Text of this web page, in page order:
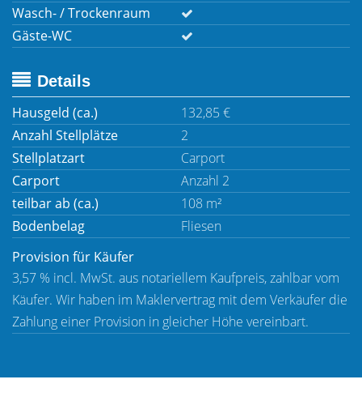
Wasch- / Trockenraum
Gäste-WC
Details
Hausgeld (ca.)
132,85 €
Anzahl Stellplätze
2
Stellplatzart
Carport
Carport
Anzahl 2
teilbar ab (ca.)
108 m²
Bodenbelag
Fliesen
Provision für Käufer
3,57 % incl. MwSt. aus notariellem Kaufpreis, zahlbar vom
Käufer. Wir haben im Maklervertrag mit dem Verkäufer die
Zahlung einer Provision in gleicher Höhe vereinbart.